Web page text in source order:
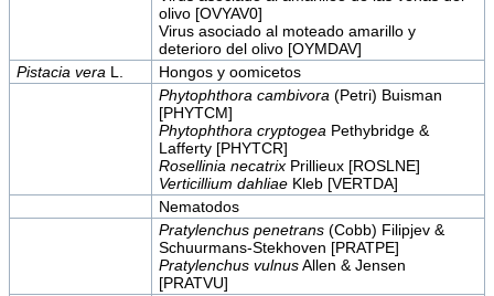
olivo [OVYAV0]
Virus asociado al moteado amarillo y
deterioro del olivo [OYMDAV]
Pistacia vera L.
Hongos y oomicetos
Phytophthora cambivora (Petri) Buisman
[PHYTCM]
Phytophthora cryptogea Pethybridge &
Lafferty [PHYTCR]
Rosellinia necatrixPrillieux [ROSLNE]
Verticillium dahliaeKleb [VERTDA]
Nematodos
Pratylenchus penetrans(Cobb) Filipjev &
Schuurmans-Stekhoven [PRATPE]
Pratylenchus vulnusAllen & Jensen
[PRATVU]